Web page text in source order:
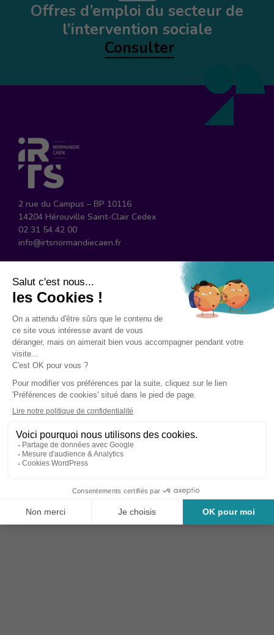
Offres d’emploi du secteur de
l’intervention sociale
Consulter
2 rue du Campus – BP 10116
14204 Hérouville Saint-Clair Cedex
02 31 54 42 00
info@irtsnormandiecaen.fr
Suivez-nous sur Facebook
Suivez-nous sur Instagram
Suivez-nous sur
Plan d’accès
Location de salles
CGV
Plan du site
Accessibilité personnes handicapées
Mentions légales
Politique de confidentialité